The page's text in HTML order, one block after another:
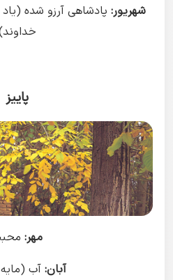
شهریور: پادشاهی آرزو شده
پاییز
مهر:
آبان: آب